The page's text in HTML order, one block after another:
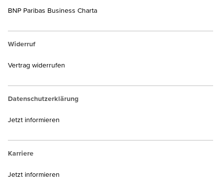
BNP Paribas Business Charta
Widerruf
Vertrag widerrufen
Datenschutzerklärung
Jetzt informieren
Karriere
Jetzt informieren